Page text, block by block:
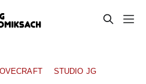
LOVECRAFT STUDIO JG